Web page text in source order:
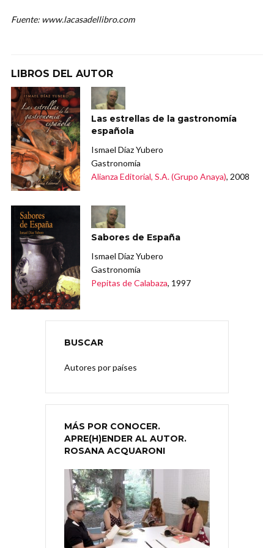
Fuente: www.lacasadellibro.com
LIBROS DEL AUTOR
Las estrellas de la gastronomía
española
Ismael Díaz Yubero
Gastronomía
Alianza Editorial, S.A. (Grupo Anaya), 2008
Sabores de España
Ismael Díaz Yubero
Gastronomía
Pepitas de Calabaza, 1997
BUSCAR
Autores por países
MÁS POR CONOCER.
APRE(H)ENDER AL AUTOR.
ROSANA ACQUARONI